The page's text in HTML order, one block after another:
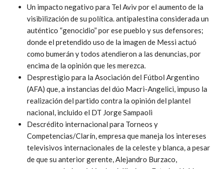
Un impacto negativo para Tel Aviv por el aumento de la
visibilización de su política. antipalestina considerada un
auténtico “genocidio” por ese pueblo y sus defensores;
donde el pretendido uso de la imagen de Messi actuó
como bumerán y todos atendieron a las denuncias, por
encima de la opinión que les merezca.
Desprestigio para la Asociación del Fútbol Argentino
(AFA) que, a instancias del dúo Macri-Angelici, impuso la
realización del partido contra la opinión del plantel
nacional, incluido el DT Jorge Sampaoli
Descrédito internacional para Torneos y
Competencias/Clarín, empresa que maneja los intereses
televisivos internacionales de la celeste y blanca, a pesar
de que su anterior gerente, Alejandro Burzaco,